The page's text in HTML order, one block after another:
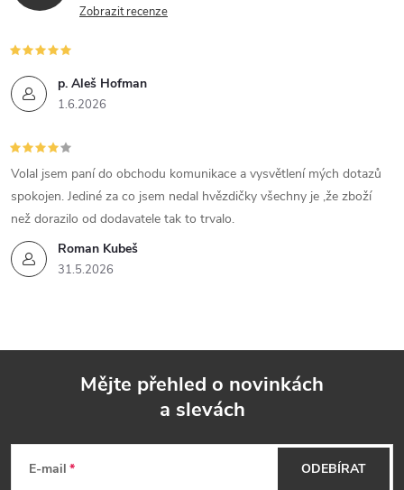
Zobrazit recenze
p. Aleš Hofman
1.6.2026
Roman Kubeš
31.5.2026
Volal jsem paní do obchodu komunikace a vysvětlení mých dotazů
spokojen. Jediné za co jsem nedal hvězdičky všechny je ,že zboží
než dorazilo od dodavatele tak to trvalo.
Mějte přehled o novinkách
a slevách
E-mail ODEBÍRAT